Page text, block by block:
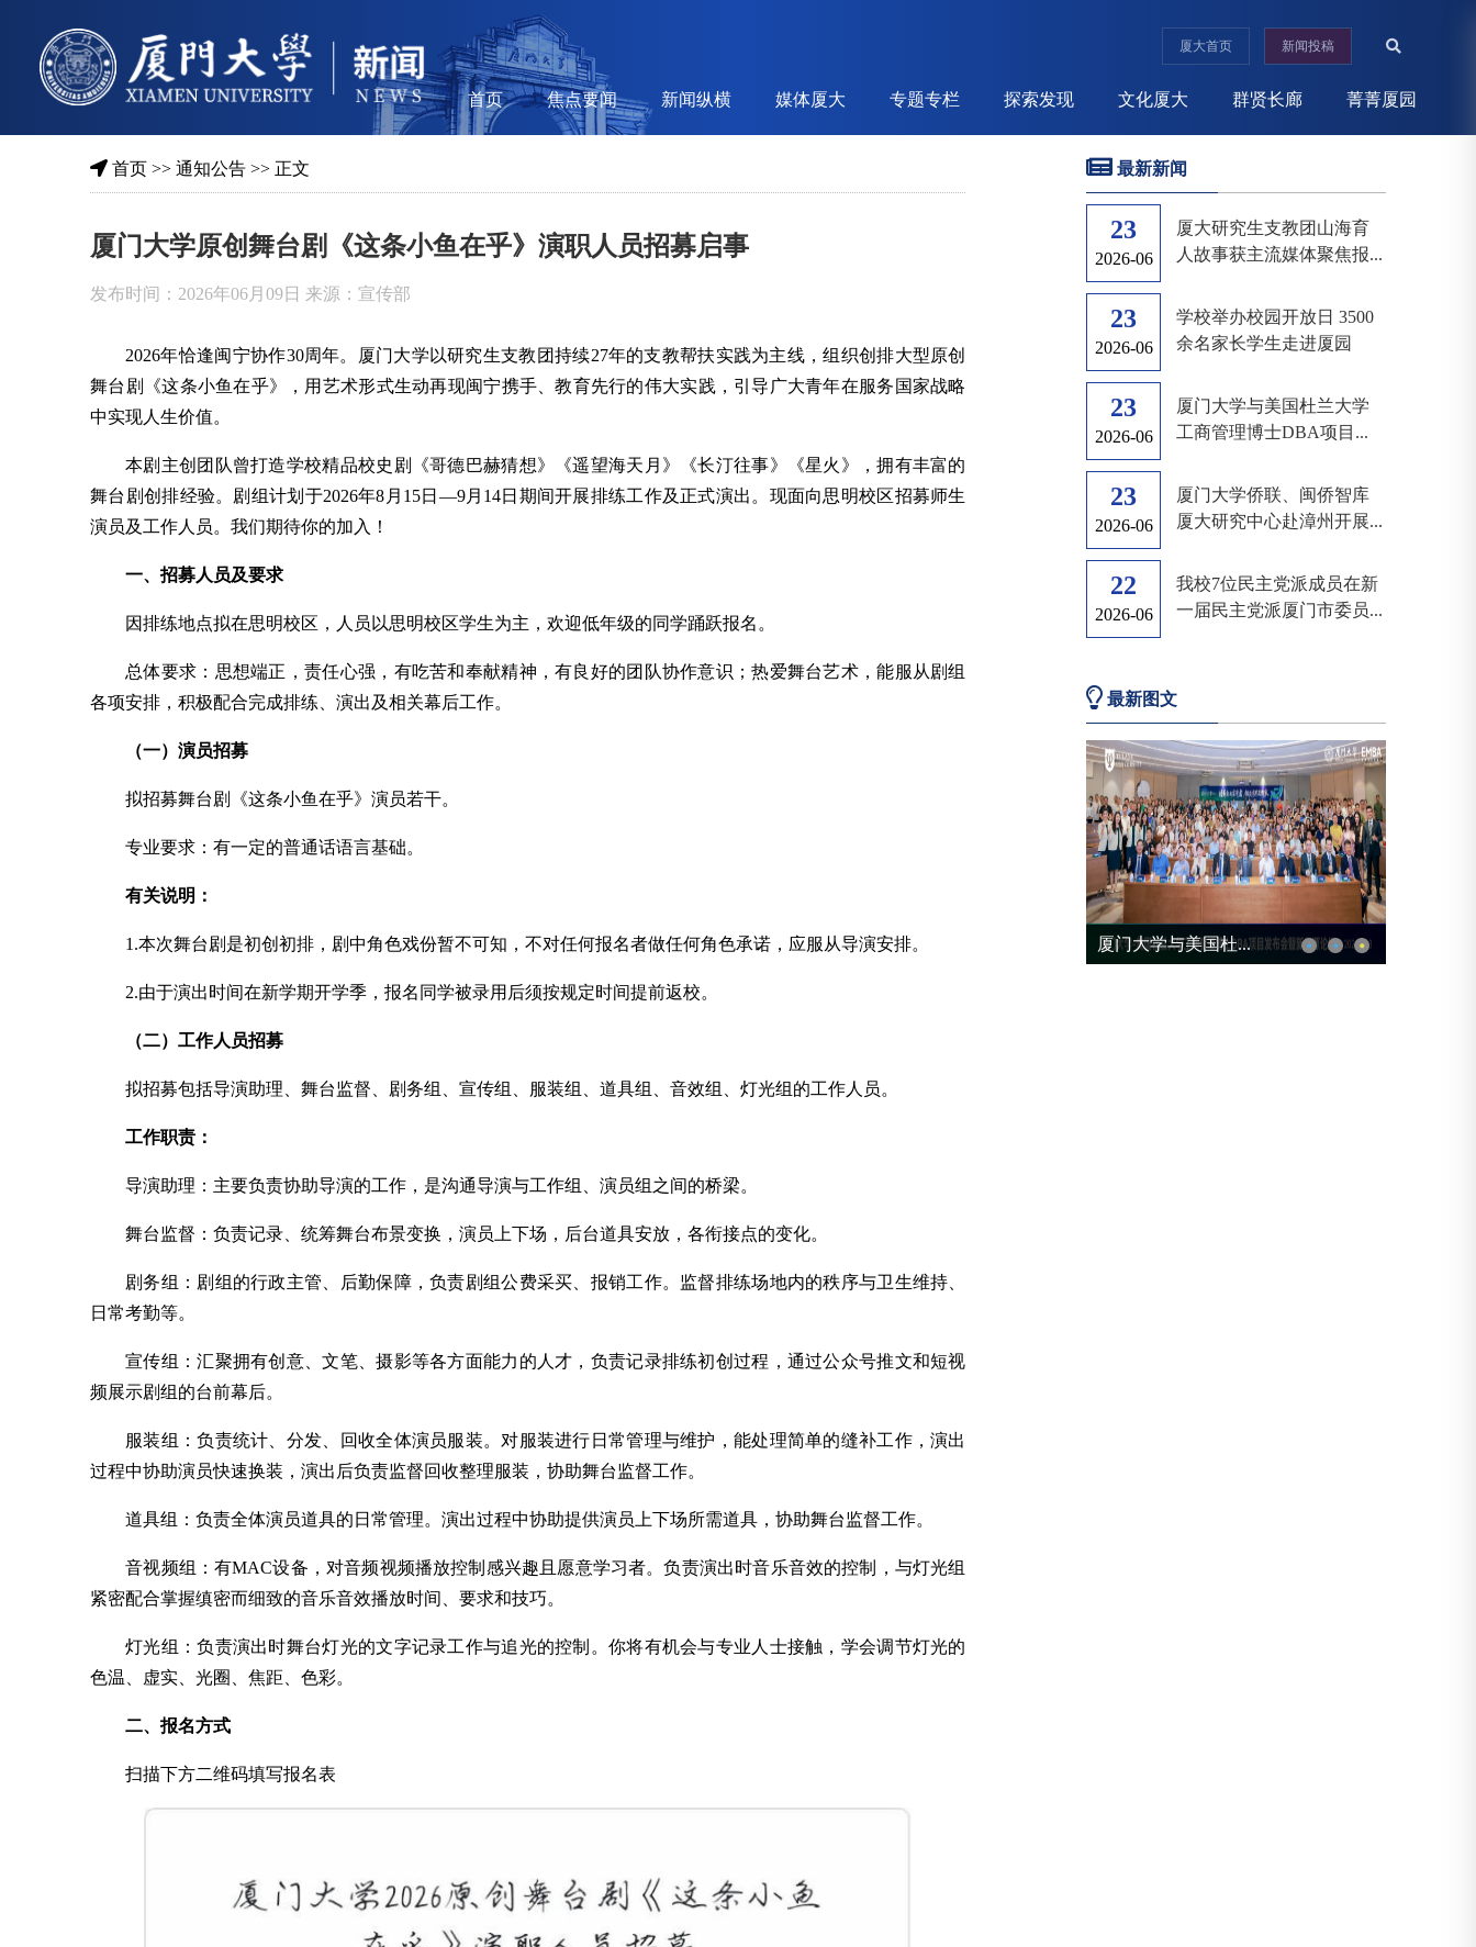
厦大首页 新闻投稿
首页 焦点要闻 新闻纵横 媒体厦大 专题专栏 探索发现 文化厦大 群贤长廊 菁菁厦园
首页 >>通知公告 >> 正文
厦门大学原创舞台剧《这条小鱼在乎》演职人员招募启事
发布时间：2026年06月09日 来源：宣传部
2026年恰逢闽宁协作30周年。厦门大学以研究生支教团持续27年的支教帮扶实践为主线，组织创排大型原创
舞台剧《这条小鱼在乎》，用艺术形式生动再现闽宁携手、教育先行的伟大实践，引导广大青年在服务国家战略
中实现人生价值。
本剧主创团队曾打造学校精品校史剧《哥德巴赫猜想》《遥望海天月》《长汀往事》《星火》，拥有丰富的
舞台剧创排经验。剧组计划于2026年8月15日—9月14日期间开展排练工作及正式演出。现面向思明校区招募师生
演员及工作人员。我们期待你的加入！
一、招募人员及要求
因排练地点拟在思明校区，人员以思明校区学生为主，欢迎低年级的同学踊跃报名。
总体要求：思想端正，责任心强，有吃苦和奉献精神，有良好的团队协作意识；热爱舞台艺术，能服从剧组
各项安排，积极配合完成排练、演出及相关幕后工作。
（一）演员招募
拟招募舞台剧《这条小鱼在乎》演员若干。
专业要求：有一定的普通话语言基础。
有关说明：
1.本次舞台剧是初创初排，剧中角色戏份暂不可知，不对任何报名者做任何角色承诺，应服从导演安排。
2.由于演出时间在新学期开学季，报名同学被录用后须按规定时间提前返校。
（二）工作人员招募
拟招募包括导演助理、舞台监督、剧务组、宣传组、服装组、道具组、音效组、灯光组的工作人员。
工作职责：
导演助理：主要负责协助导演的工作，是沟通导演与工作组、演员组之间的桥梁。
舞台监督：负责记录、统筹舞台布景变换，演员上下场，后台道具安放，各衔接点的变化。
剧务组：剧组的行政主管、后勤保障，负责剧组公费采买、报销工作。监督排练场地内的秩序与卫生维持、
日常考勤等。
宣传组：汇聚拥有创意、文笔、摄影等各方面能力的人才，负责记录排练初创过程，通过公众号推文和短视
频展示剧组的台前幕后。
服装组：负责统计、分发、回收全体演员服装。对服装进行日常管理与维护，能处理简单的缝补工作，演出
过程中协助演员快速换装，演出后负责监督回收整理服装，协助舞台监督工作。
道具组：负责全体演员道具的日常管理。演出过程中协助提供演员上下场所需道具，协助舞台监督工作。
音视频组：有MAC设备，对音频视频播放控制感兴趣且愿意学习者。负责演出时音乐音效的控制，与灯光组
紧密配合掌握缜密而细致的音乐音效播放时间、要求和技巧。
灯光组：负责演出时舞台灯光的文字记录工作与追光的控制。你将有机会与专业人士接触，学会调节灯光的
色温、虚实、光圈、焦距、色彩。
二、报名方式
扫描下方二维码填写报名表
最新新闻
23
2026-06
厦大研究生支教团山海育
人故事获主流媒体聚焦报...
23
2026-06
学校举办校园开放日 3500
余名家长学生走进厦园
23
2026-06
厦门大学与美国杜兰大学
工商管理博士DBA项目...
23
2026-06
厦门大学侨联、闽侨智库
厦大研究中心赴漳州开展...
22
2026-06
我校7位民主党派成员在新
一届民主党派厦门市委员...
最新图文
厦大研究生支教团... 学校举办校园开放... 厦门大学与美国杜...